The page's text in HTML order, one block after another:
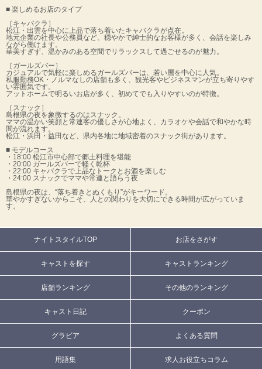
■ 楽しめるお店のタイプ
［キャバクラ］
松江・出雲を中心に上品で落ち着いたキャバクラが点在。
地元企業の社長や公務員など、穏やかで紳士的なお客様が多く、会話を楽しみ
ながら働けます。
華美すぎず、温かみのある空間でリラックスして過ごせるのが魅力。
［ガールズバー］
カジュアルで気軽に楽しめるガールズバーは、若い層を中心に人気。
私服勤務OK・ノルマなしの店舗も多く、観光客やビジネスマンが立ち寄りやす
い雰囲気です。
アットホームで明るいお店が多く、初めてでも入りやすいのが特徴。
［スナック］
島根県の夜を象徴するのはスナック。
ママの温かい笑顔と常連客の優しさが心地よく、カラオケや会話で和やかな時
間が流れます。
松江・浜田・益田など、県内各地に地域密着のスナック街があります。
■ モデルコース
・18:00 松江市中心部で郷土料理を堪能
・20:00 ガールズバーで軽く乾杯
・22:00 キャバクラで上品なトークとお酒を楽しむ
・24:00 スナックでママや常連と語らう夜
島根県の夜は、“落ち着きとぬくもり”がキーワード。
華やかすぎないからこそ、人との関わりを大切にできる時間が広がっていま
す。
ナイトスタイルTOP お店をさがす
キャストを探す キャストランキング
店舗ランキング その他のランキング
キャスト日記 クーポン
グラビア よくある質問
用語集 求人お役立ちコラム